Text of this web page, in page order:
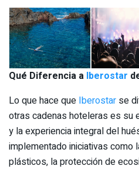
Qué Diferencia a Iberostar
Lo que hace que Iberostar se
otras cadenas hoteleras es su
y la experiencia integral del
implementado iniciativas como
plásticos, la protección de